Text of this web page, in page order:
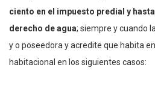
ciento en el impuesto predial y
derecho de agua; siempre y cuando
y o poseedora y acredite que habita
habitacional en los siguientes casos: